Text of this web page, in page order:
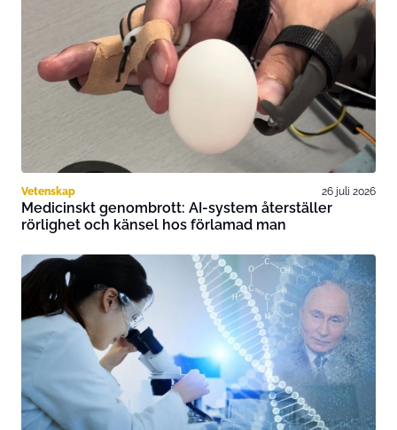
Vetenskap 26 juli 2026
Medicinskt genombrott: AI-system återställer
rörlighet och känsel hos förlamad man